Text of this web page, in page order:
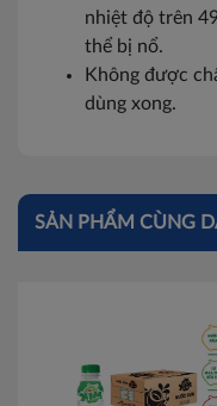
nhiệt độ trên
thể bị nổ.
Không được
dùng xong.
SẢN PHẨM CÙNG